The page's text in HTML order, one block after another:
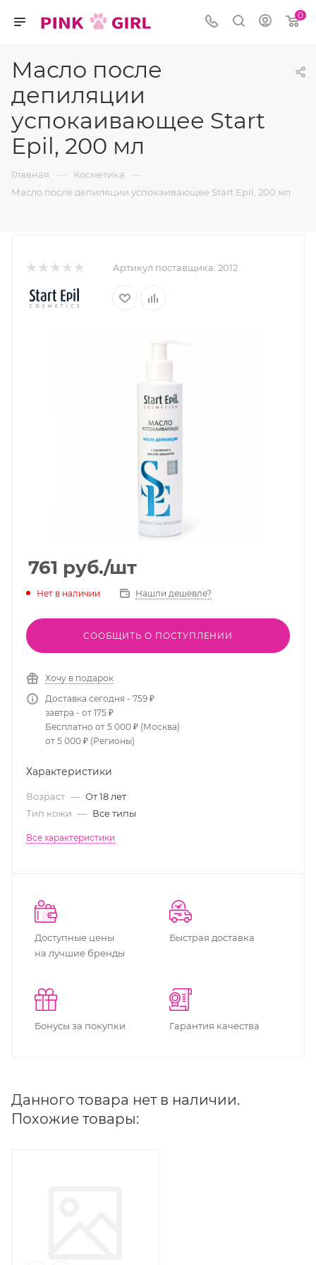
0
Масло после
депиляции
успокаивающее Start
Epil, 200 мл
Главная — Косметика —
Масло после депиляции успокаивающее Start Epil, 200 мл
Артикул поставщика: 2012
761 руб./шт
Нет в наличии Нашли дешевле?
СООБЩИТЬ О ПОСТУПЛЕНИИ
Хочу в подарок
Доставка сегодня - 759 ₽
завтра - от 175 ₽
Бесплатно от 5 000 ₽ (Москва)
от 5 000 ₽ (Регионы)
Характеристики
Возраст — От 18 лет
Тип кожи — Все типы
Все характеристики
Доступные цены
на лучшие бренды
Быстрая доставка
Бонусы за покупки Гарантия качества
Данного товара нет в наличии.
Похожие товары: